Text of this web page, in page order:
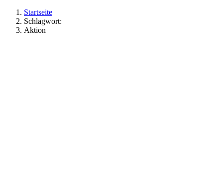
Startseite
Schlagwort:
Aktion